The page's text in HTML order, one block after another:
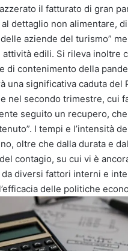
il fatturato di gran
dettaglio non alimentare,
aziende del turismo”
attività edili. Si rileva inoltre
di contenimento della
una significativa caduta del
nel secondo trimestre, cui
seguito un recupero,
I tempi e l’intensità
oltre che dalla durata e
contagio, su cui vi è
diversi fattori interni e
delle politiche